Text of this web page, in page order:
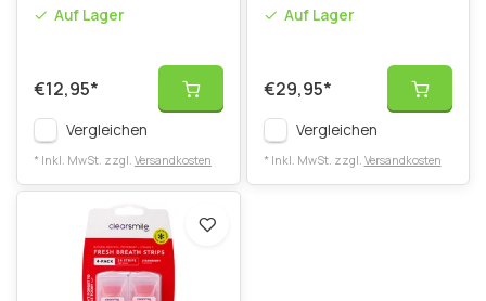
Auf Lager
€12,95*
Vergleichen
* Inkl. MwSt. zzgl. Versandkosten
Auf Lager
€29,95*
Vergleichen
* Inkl. MwSt. zzgl. Versandkosten